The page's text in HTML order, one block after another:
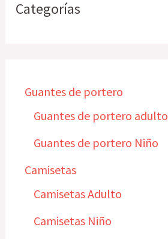
Categorías
Guantes de portero
Guantes de portero adulto
Guantes de portero Niño
Camisetas
Camisetas Adulto
Camisetas Niño